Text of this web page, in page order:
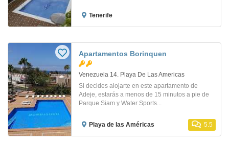
Tenerife
Apartamentos Borinquen
Venezuela 14. Playa De Las Americas
Si decides alojarte en este apartamento de
Adeje, estarás a menos de 15 minutos a pie de
Parque Siam y Water Sports...
Playa de las Américas 5.5